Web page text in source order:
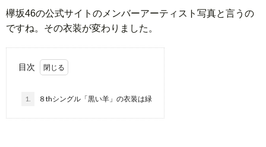
欅坂46の公式サイトのメンバーアーティスト写真と言うの
ですね。その衣装が変わりました。
目次
1. ８thシングル「黒い羊」の衣装は緑